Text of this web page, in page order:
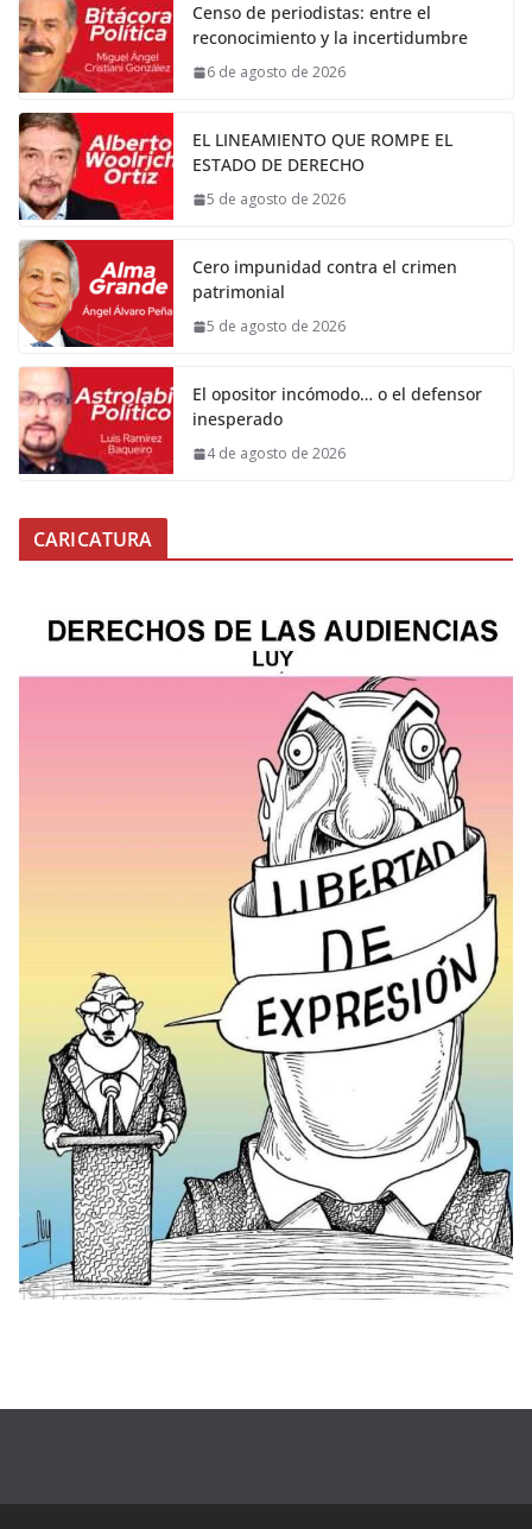
Censo de periodistas: entre el
reconocimiento y la incertidumbre
6 de agosto de 2026
EL LINEAMIENTO QUE ROMPE EL
ESTADO DE DERECHO
5 de agosto de 2026
Cero impunidad contra el crimen
patrimonial
5 de agosto de 2026
El opositor incómodo… o el defensor
inesperado
4 de agosto de 2026
CARICATURA